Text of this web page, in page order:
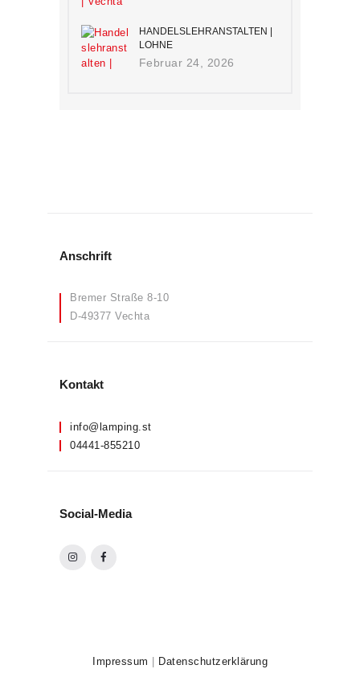
HANDELSLEHRANSTALTEN |
LOHNE
Februar 24, 2026
Anschrift
Bremer Straße 8-10
D-49377 Vechta
Kontakt
info@lamping.st
04441-855210
Social-Media
Impressum Datenschutzerklärung